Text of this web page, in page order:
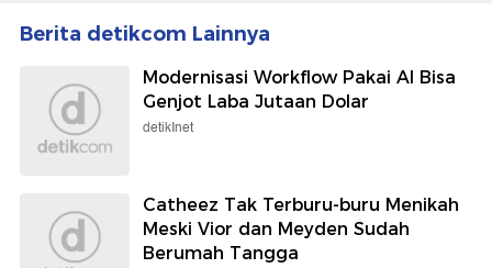
Berita detikcom Lainnya
Modernisasi Workflow Pakai AI Bisa
Genjot Laba Jutaan Dolar
detikInet
Catheez Tak Terburu-buru Menikah
Meski Vior dan Meyden Sudah
Berumah Tangga